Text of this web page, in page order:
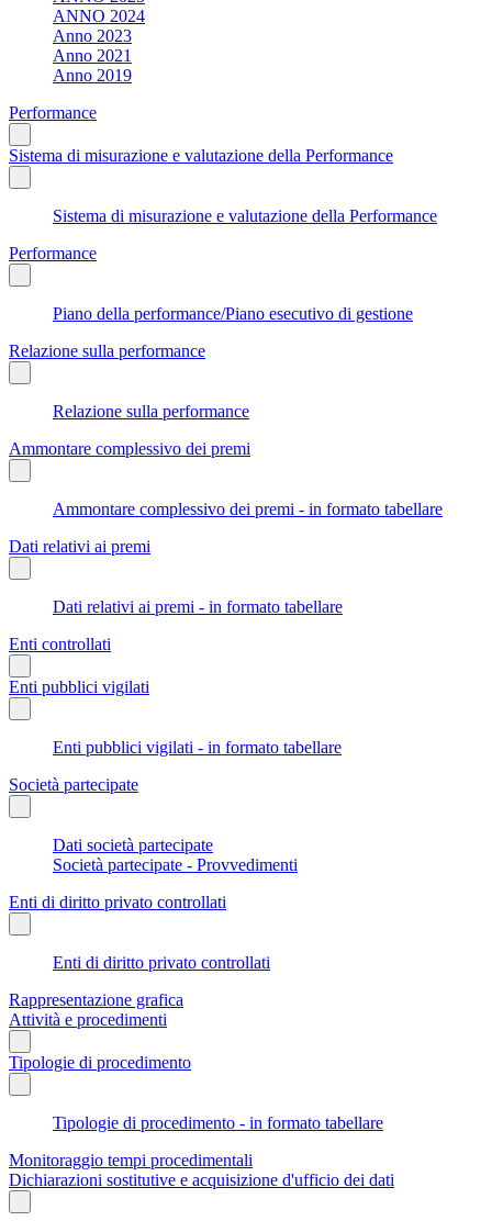
ANNO 2024
Anno 2023
Anno 2021
Anno 2019
Performance
Sistema di misurazione e valutazione della Performance
Sistema di misurazione e valutazione della Performance
Performance
Piano della performance/Piano esecutivo di gestione
Relazione sulla performance
Relazione sulla performance
Ammontare complessivo dei premi
Ammontare complessivo dei premi - in formato tabellare
Dati relativi ai premi
Dati relativi ai premi - in formato tabellare
Enti controllati
Enti pubblici vigilati
Enti pubblici vigilati - in formato tabellare
Società partecipate
Dati società partecipate
Società partecipate - Provvedimenti
Enti di diritto privato controllati
Enti di diritto privato controllati
Rappresentazione grafica
Attività e procedimenti
Tipologie di procedimento
Tipologie di procedimento - in formato tabellare
Monitoraggio tempi procedimentali
Dichiarazioni sostitutive e acquisizione d'ufficio dei dati